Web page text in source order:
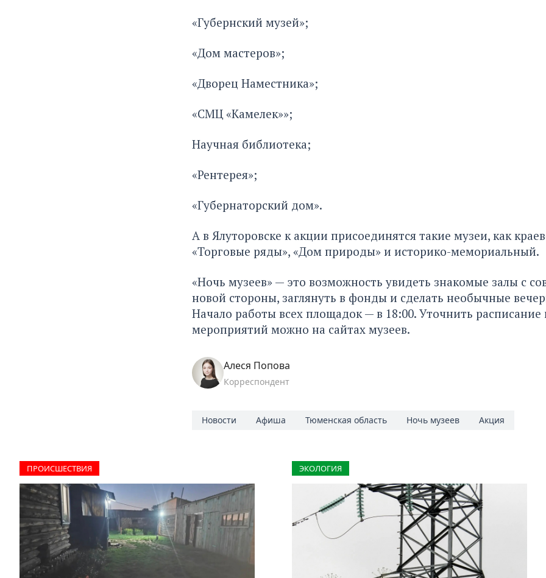
«Губернский музей»;
«Дом мастеров»;
«Дворец Наместника»;
«СМЦ «Камелек»»;
Научная библиотека;
«Рентерея»;
«Губернаторский дом».
А в Ялуторовске к акции присоединятся такие музеи, как
«Торговые ряды», «Дом природы» и историко-мемориальный.
«Ночь музеев» — это возможность увидеть знакомые залы с
новой стороны, заглянуть в фонды и сделать необычные
Начало работы всех площадок — в 18:00. Уточнить расписание
мероприятий можно на сайтах музеев.
Алеся Попова
Корреспондент
Новости Афиша Тюменская область Ночь музеев Акция
ПРОИCШЕСТВИЯ ЭКОЛОГИЯ